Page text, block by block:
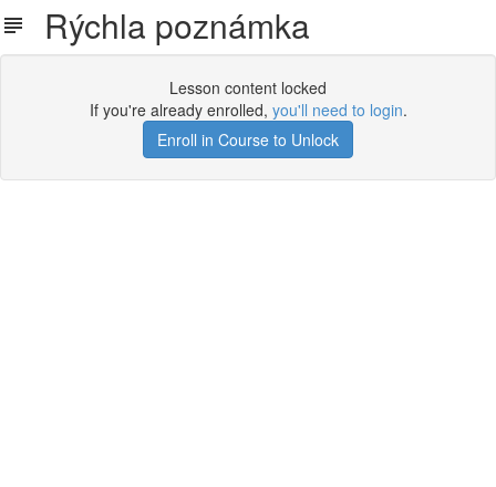
Rýchla poznámka
Lesson content locked
If you're already enrolled, you'll need to login.
Enroll in Course to Unlock